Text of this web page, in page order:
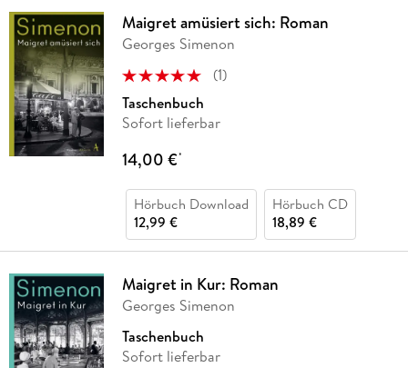
Maigret amüsiert sich: Roman
Georges Simenon
(1)
Taschenbuch
Sofort lieferbar
14,00 €*
Hörbuch Download
12,99 €
Hörbuch CD
18,89 €
Maigret in Kur: Roman
Georges Simenon
Taschenbuch
Sofort lieferbar